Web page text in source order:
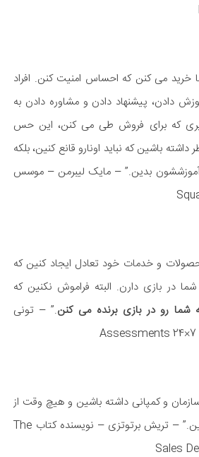
خرید می کنن که احساس امنیت کنن. افراد
دادن، پیشنهاد دادن و مشاوره دادن به
که برای فروش طی می کنن، این حس
باشین که نباید اونارو قانع کنین، بلکه
بدین.” – مایک لیبرمن – موسس
و خدمات خود تعادل ایجاد کنین که
در بازی دارن. البته فراموش نکنین که
رو در بازی برنده می کنن.” – تونی
و کمپانی داشته باشین و هیچ وقت از
واژه متاسفم استفاده نکنین.” – تریش برتوتزی – نویسنده کتاب The
Sales